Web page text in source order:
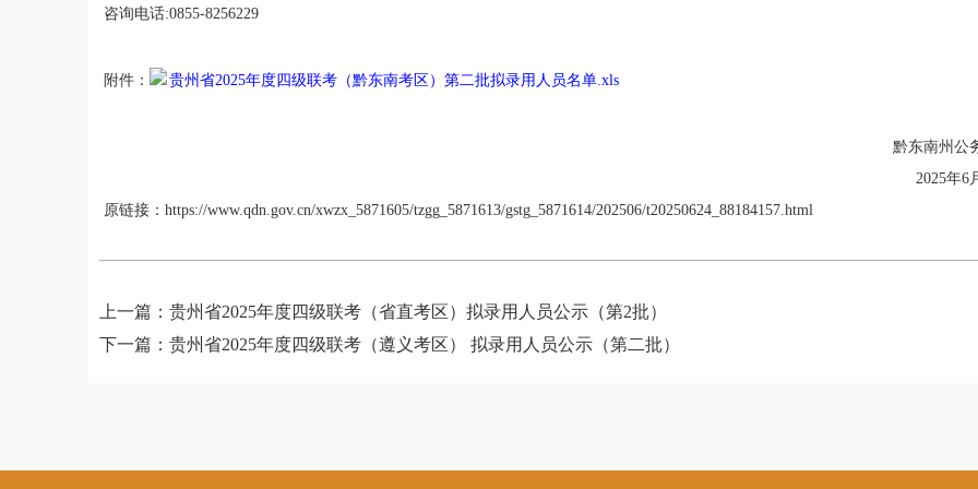
咨询电话:0855-8256229
附件： 贵州省2025年度四级联考（黔东南考区）第二批拟录用人员名单.xls
黔东南州公
2025年6
原链接：https://www.qdn.gov.cn/xwzx_5871605/tzgg_5871613/gstg_5871614/202506/t20250624_88184157.html
上一篇： 贵州省2025年度四级联考（省直考区）拟录用人员公示（第2批）
下一篇： 贵州省2025年度四级联考（遵义考区） 拟录用人员公示（第二批）